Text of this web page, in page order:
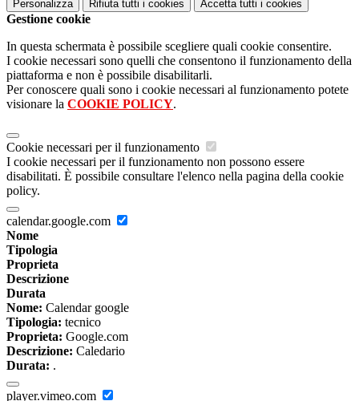
Personalizza Rifiuta tutti i cookies Accetta tutti i cookies
Gestione cookie
In questa schermata è possibile scegliere quali cookie consentire.
I cookie necessari sono quelli che consentono il funzionamento della
piattaforma e non è possibile disabilitarli.
Per conoscere quali sono i cookie necessari al funzionamento potete
visionare la COOKIE POLICY.
Cookie necessari per il funzionamento
I cookie necessari per il funzionamento non possono essere
disabilitati. È possibile consultare l'elenco nella pagina della cookie
policy.
calendar.google.com
Nome
Tipologia
Proprieta
Descrizione
Durata
Nome: Calendar google
Tipologia: tecnico
Proprieta: Google.com
Descrizione: Caledario
Durata: .
player.vimeo.com